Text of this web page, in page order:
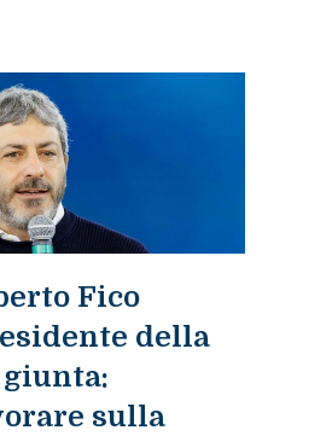
Fico
della
giunta:
sulla